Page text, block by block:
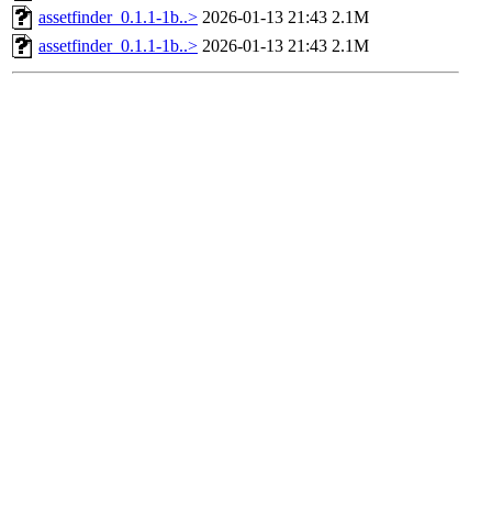
assetfinder_0.1.1-1b..> 2026-01-13 21:43 2.1M
assetfinder_0.1.1-1b..> 2026-01-13 21:43 2.1M